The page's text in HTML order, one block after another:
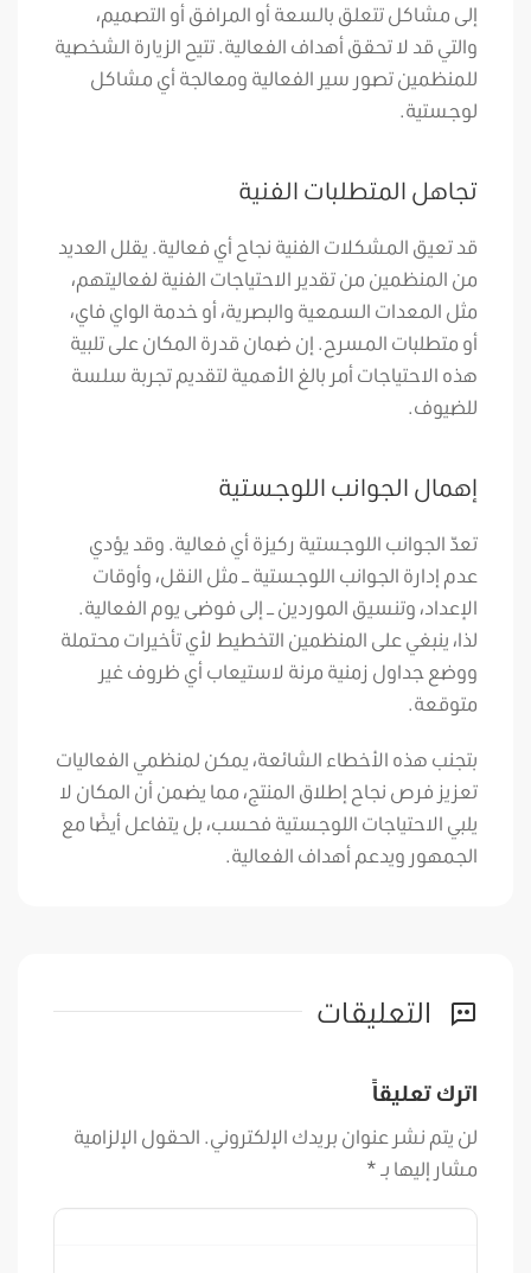
إلى مشاكل تتعلق بالسعة أو المرافق أو التصميم،
والتي قد لا تحقق أهداف الفعالية. تتيح الزيارة الشخصية
للمنظمين تصور سير الفعالية ومعالجة أي مشاكل
لوجستية.
تجاهل المتطلبات الفنية
قد تعيق المشكلات الفنية نجاح أي فعالية. يقلل العديد
من المنظمين من تقدير الاحتياجات الفنية لفعاليتهم،
مثل المعدات السمعية والبصرية، أو خدمة الواي فاي،
أو متطلبات المسرح. إن ضمان قدرة المكان على تلبية
هذه الاحتياجات أمر بالغ الأهمية لتقديم تجربة سلسة
للضيوف.
إهمال الجوانب اللوجستية
تعدّ الجوانب اللوجستية ركيزة أي فعالية. وقد يؤدي
عدم إدارة الجوانب اللوجستية – مثل النقل، وأوقات
الإعداد، وتنسيق الموردين – إلى فوضى يوم الفعالية.
لذا، ينبغي على المنظمين التخطيط لأي تأخيرات محتملة
ووضع جداول زمنية مرنة لاستيعاب أي ظروف غير
متوقعة.
بتجنب هذه الأخطاء الشائعة، يمكن لمنظمي الفعاليات
تعزيز فرص نجاح إطلاق المنتج، مما يضمن أن المكان لا
يلبي الاحتياجات اللوجستية فحسب، بل يتفاعل أيضًا مع
الجمهور ويدعم أهداف الفعالية.
التعليقات
اترك تعليقاً
لن يتم نشر عنوان بريدك الإلكتروني. الحقول الإلزامية
مشار إليها بـ *